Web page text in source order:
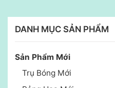
DANH MỤC SẢN PHẨM
Sản Phẩm Mới
Trụ Bóng Mới